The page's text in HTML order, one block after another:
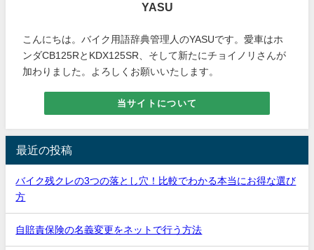
YASU
こんにちは。バイク用語辞典管理人のYASUです。愛車はホ
ンダCB125RとKDX125SR、そして新たにチョイノリさんが
加わりました。よろしくお願いいたします。
当サイトについて
最近の投稿
バイク残クレの3つの落とし穴！比較でわかる本当にお得な選び
方
自賠責保険の名義変更をネットで行う方法